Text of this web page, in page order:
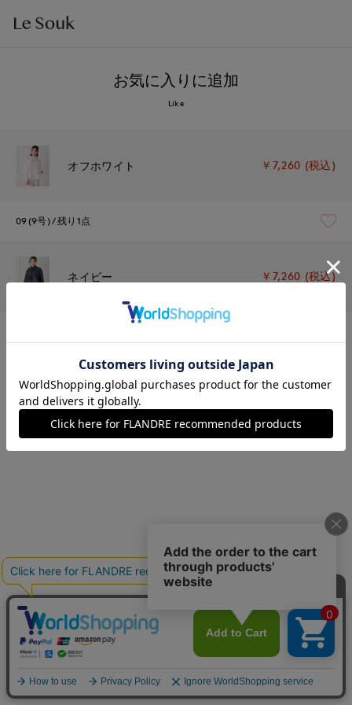
お気に入りに追加
Like
オフホワイト ￥7,260 (税込)
09(9号) 残り1点
ネイビー ￥7,260 (税込)